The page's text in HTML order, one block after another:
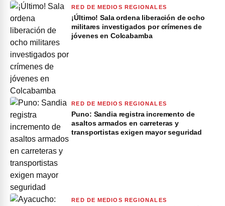
RED DE MEDIOS REGIONALES
¡Último! Sala ordena liberación de ocho
militares investigados por crímenes de
jóvenes en Colcabamba
RED DE MEDIOS REGIONALES
Puno: Sandia registra incremento de
asaltos armados en carreteras y
transportistas exigen mayor seguridad
RED DE MEDIOS REGIONALES